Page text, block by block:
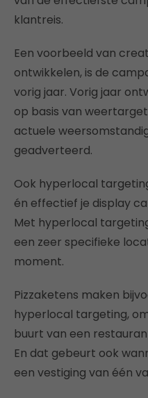
klantreis.
Een voorbeeld van
ontwikkelen, is de
vorig jaar. Vorig jaar
op basis van
actuele
geadverteerd.
Ook hyperlocal
én effectief je display
Met hyperlocal
een zeer specifieke
moment.
Pizzaketens maken
hyperlocal targeting,
buurt van een
En dat gebeurt ook
een vestiging van één